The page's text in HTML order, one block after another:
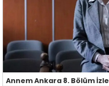
Annem Ankara 8. Bölüm İzle